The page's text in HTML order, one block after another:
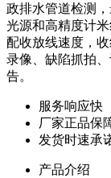
政排水管道检测
光源和高精度计
配收放线速度，
录像、缺陷抓拍
告。
服务响应快
厂家正品保
发货时速承
产品介绍